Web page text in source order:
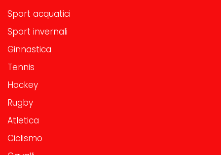
Sport acquatici
Sport invernali
Ginnastica
Tennis
Hockey
Rugby
Atletica
Ciclismo